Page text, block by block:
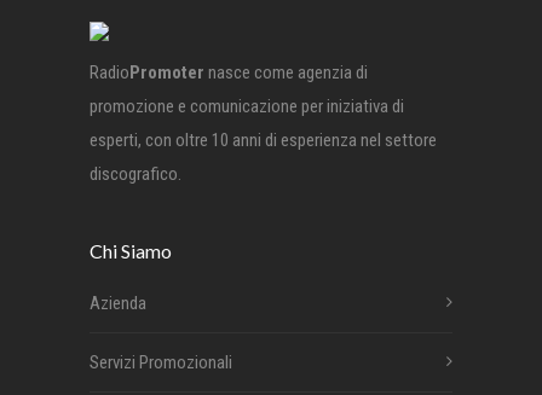
RadioPromoter nasce come agenzia di
promozione e comunicazione per iniziativa di
esperti, con oltre 10 anni di esperienza nel settore
discografico.
Chi Siamo
Azienda
Servizi Promozionali